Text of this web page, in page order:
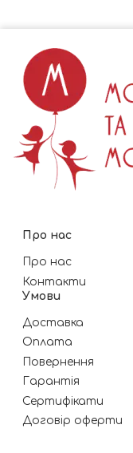
Про нас
Про нас
Контакти
Умови
Доставка
Оплата
Повернення
Гарантія
Сертифікати
Договір оферти